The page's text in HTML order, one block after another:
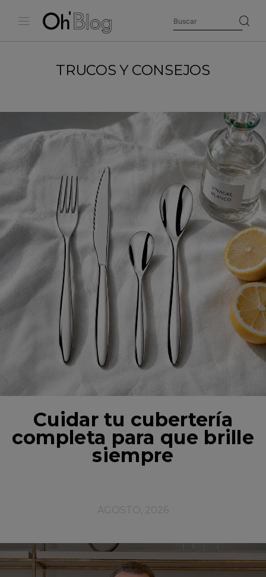
TRUCOS Y CONSEJOS
Cuidar tu cubertería
completa para que brille
siempre
AGOSTO, 2026